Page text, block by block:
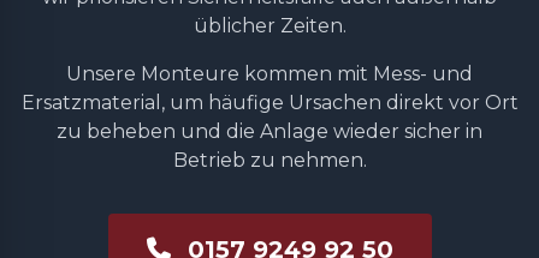
üblicher Zeiten.
Unsere Monteure kommen mit Mess- und
Ersatzmaterial, um häufige Ursachen direkt vor Ort
zu beheben und die Anlage wieder sicher in
Betrieb zu nehmen.
0157 9249 92 50